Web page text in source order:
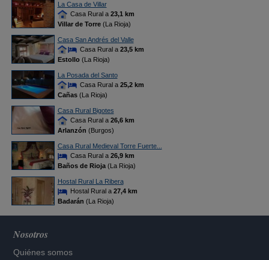
La Casa de Villar
Casa Rural a 23,1 km
Villar de Torre(La Rioja)
Casa San Andrés del Valle
Casa Rural a 23,5 km
Estollo(La Rioja)
La Posada del Santo
Casa Rural a 25,2 km
Cañas(La Rioja)
Casa Rural Bigotes
Casa Rural a 26,6 km
Arlanzón (Burgos)
Casa Rural Medieval Torre Fuerte...
Casa Rural a 26,9 km
Baños de Rioja(La Rioja)
Hostal Rural La Ribera
Hostal Rural a 27,4 km
Badarán (La Rioja)
Nosotros
Quiénes somos